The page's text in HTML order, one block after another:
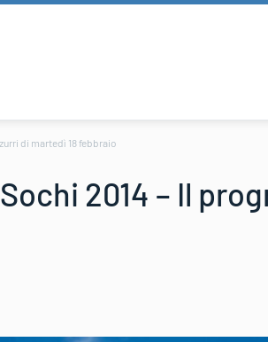
di martedì 18 febbraio
Sochi 2014 – Il